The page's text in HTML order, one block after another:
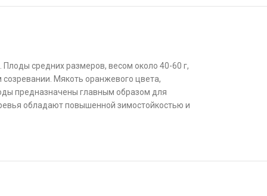
средних размеров, весом около 40-60 г,
Мякоть оранжевого цвета,
предназначены главным образом для
обладают повышенной зимостойкостью и